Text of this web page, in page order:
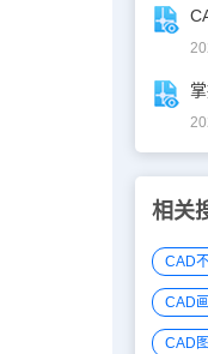
相关
CAD
CAD
CAD